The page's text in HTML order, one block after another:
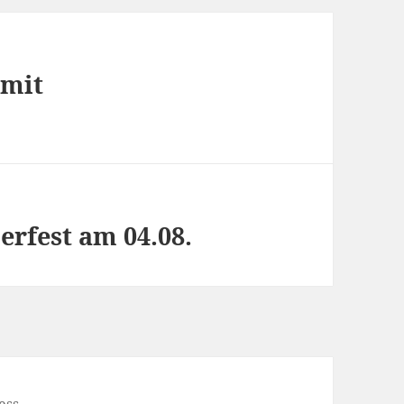
mit
am 04.08.